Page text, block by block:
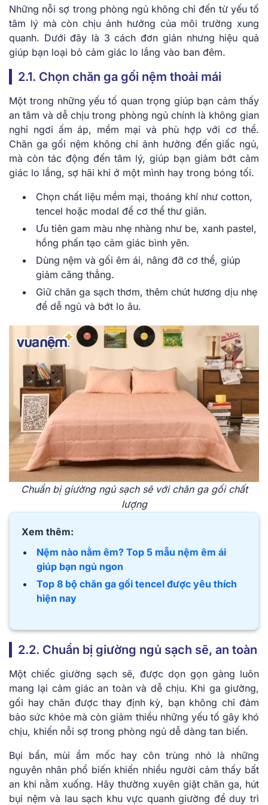
Những nỗi sợ trong phòng ngủ không chỉ đến từ yếu tố
tâm lý mà còn chịu ảnh hưởng của môi trường xung
quanh. Dưới đây là 3 cách đơn giản nhưng hiệu quả
giúp bạn loại bỏ cảm giác lo lắng vào ban đêm.
2.1. Chọn chăn ga gối nệm thoải mái
Một trong những yếu tố quan trọng giúp bạn cảm thấy
an tâm và dễ chịu trong phòng ngủ chính là không gian
nghỉ ngơi ấm áp, mềm mại và phù hợp với cơ thể.
Chăn ga gối nệm không chỉ ảnh hưởng đến giấc ngủ,
mà còn tác động đến tâm lý, giúp bạn giảm bớt cảm
giác lo lắng, sợ hãi khi ở một mình hay trong bóng tối.
Chọn chất liệu mềm mại, thoáng khí như cotton,
tencel hoặc modal để cơ thể thư giãn.
Ưu tiên gam màu nhẹ nhàng như be, xanh pastel,
hồng phấn tạo cảm giác bình yên.
Dùng nệm và gối êm ái, nâng đỡ cơ thể, giúp
giảm căng thẳng.
Giữ chăn ga sạch thơm, thêm chút hương dịu nhẹ
để dễ ngủ và bớt lo âu.
Chuẩn bị giường ngủ sạch sẽ với chăn ga gối chất
lượng
Xem thêm:
Nệm nào nằm êm? Top 5 mẫu nệm êm ái
giúp bạn ngủ ngon
Top 8 bộ chăn ga gối tencel được yêu thích
hiện nay
2.2. Chuẩn bị giường ngủ sạch sẽ, an toàn
Một chiếc giường sạch sẽ, được dọn gọn gàng luôn
mang lại cảm giác an toàn và dễ chịu. Khi ga giường,
gối hay chăn được thay định kỳ, bạn không chỉ đảm
bảo sức khỏe mà còn giảm thiểu những yếu tố gây khó
chịu, khiến nỗi sợ trong phòng ngủ dễ dàng tan biến.
Bụi bẩn, mùi ẩm mốc hay côn trùng nhỏ là những
nguyên nhân phổ biến khiến nhiều người cảm thấy bất
an khi nằm xuống. Hãy thường xuyên giặt chăn ga, hút
bụi nệm và lau sạch khu vực quanh giường để duy trì